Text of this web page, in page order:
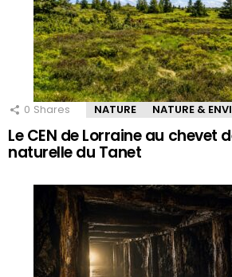
0 Shares NATURE NATURE &
Le CEN de Lorraine au chevet
naturelle du Tanet